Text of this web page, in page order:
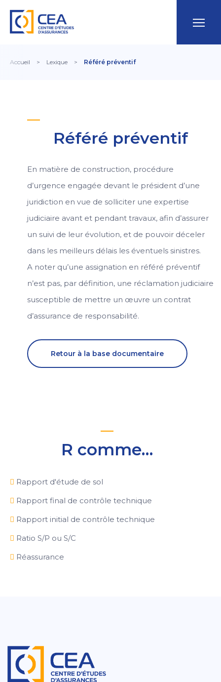
Accueil > Lexique > Référé préventif
Référé préventif
En matière de construction, procédure
d’urgence engagée devant le président d’une
juridiction en vue de solliciter une expertise
judiciaire avant et pendant travaux, afin d’assurer
un suivi de leur évolution, et de pouvoir déceler
dans les meilleurs délais les éventuels sinistres.
A noter qu’une assignation en référé préventif
n’est pas, par définition, une réclamation judiciaire
susceptible de mettre un œuvre un contrat
d’assurance de responsabilité.
Retour à la base documentaire
R comme…
Rapport d'étude de sol
Rapport final de contrôle technique
Rapport initial de contrôle technique
Ratio S/P ou S/C
Réassurance